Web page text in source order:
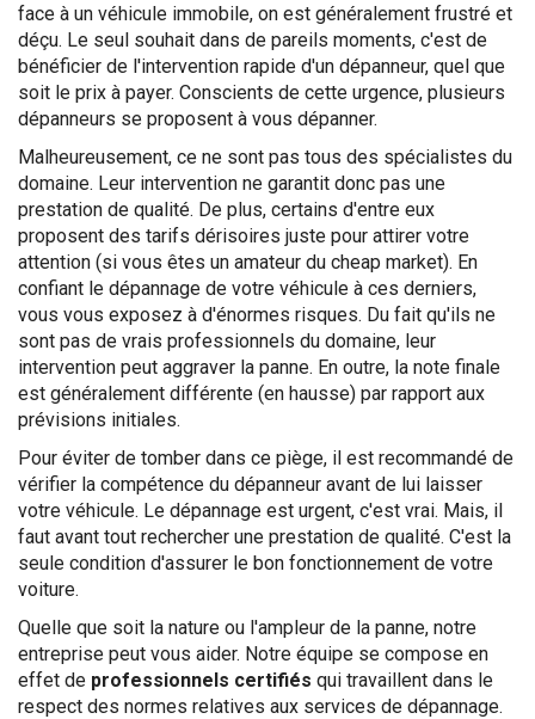
face à un véhicule immobile, on est généralement frustré et
déçu. Le seul souhait dans de pareils moments, c'est de
bénéficier de l'intervention rapide d'un dépanneur, quel que
soit le prix à payer. Conscients de cette urgence, plusieurs
dépanneurs se proposent à vous dépanner.
Malheureusement, ce ne sont pas tous des spécialistes du
domaine. Leur intervention ne garantit donc pas une
prestation de qualité. De plus, certains d'entre eux
proposent des tarifs dérisoires juste pour attirer votre
attention (si vous êtes un amateur du cheap market). En
confiant le dépannage de votre véhicule à ces derniers,
vous vous exposez à d'énormes risques. Du fait qu'ils ne
sont pas de vrais professionnels du domaine, leur
intervention peut aggraver la panne. En outre, la note finale
est généralement différente (en hausse) par rapport aux
prévisions initiales.
Pour éviter de tomber dans ce piège, il est recommandé de
vérifier la compétence du dépanneur avant de lui laisser
votre véhicule. Le dépannage est urgent, c'est vrai. Mais, il
faut avant tout rechercher une prestation de qualité. C'est la
seule condition d'assurer le bon fonctionnement de votre
voiture.
Quelle que soit la nature ou l'ampleur de la panne, notre
entreprise peut vous aider. Notre équipe se compose en
effet de professionnels certifiés qui travaillent dans le
respect des normes relatives aux services de dépannage.